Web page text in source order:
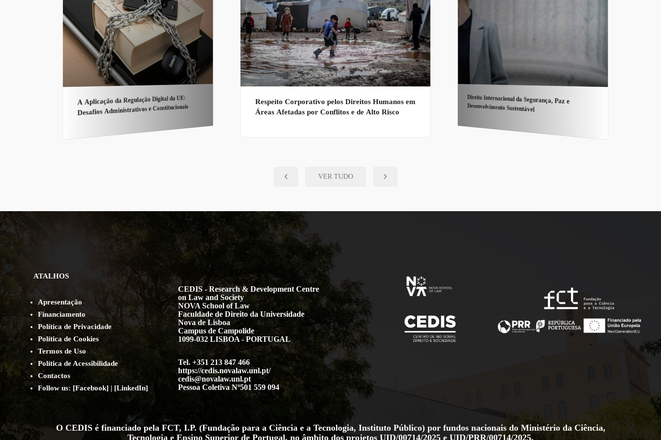
A Aplicação da Regulação Digital da UE:
Desafios Administrativos e Constitucionais
Respeito Corporativo pelos Direitos Humanos em
Áreas Afetadas por Conflitos e de Alto Risco
Direito Internacional da Segurança, Paz e
Desenvolvimento Sustentável
VER TUDO
ATALHOS
Apresentação
Financiamento
Política de Privacidade
Política de Cookies
Termos de Uso
Política de Acessibilidade
Contactos
Follow us: [Facebook] | [LinkedIn]
CEDIS - Research & Development Centre
on Law and Society
NOVA School of Law
Faculdade de Direito da Universidade
Nova de Lisboa
Campus de Campolide
1099-032 LISBOA - PORTUGAL
Tel. +351 213 847 466
https://cedis.novalaw.unl.pt/
cedis@novalaw.unl.pt
Pessoa Coletiva Nº501 559 094
O CEDIS é financiado pela FCT, I.P. (Fundação para a Ciência e a Tecnologia, Instituto Público) por fundos nacionais do Ministério da Ciência,
Tecnologia e Ensino Superior de Portugal, no âmbito dos projetos UID/00714/2025 e UID/PRR/00714/2025.